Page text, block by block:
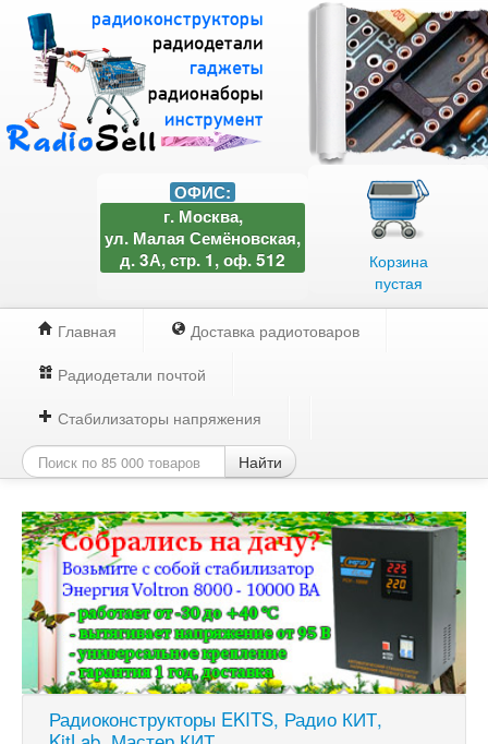
Корзина
пустая
ОФИС:
г. Москва,
ул. Малая Семёновская,
д. 3А, стр. 1, оф. 512
Главная
Доставка радиотоваров
Радиодетали почтой
Стабилизаторы напряжения
Найти
Радиоконструкторы EKITS, Радио КИТ,